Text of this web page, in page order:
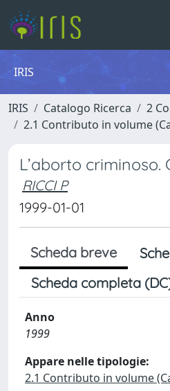
IRIS
IRIS Catalogo Ricerca
2
2.1 Contributo in volume
L’aborto criminoso.
RICCI P
1999-01-01
Scheda breve
Scheda completa
Anno
1999
Appare nelle tipologie:
2.1 Contributo in volume